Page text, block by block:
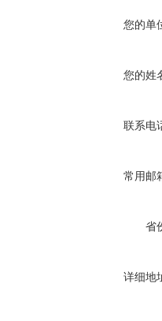
您的单
您的姓
联系电
常用邮
省
详细地